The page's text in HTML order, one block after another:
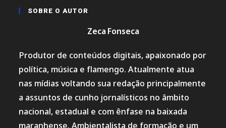
SOBRE O AUTOR
Zeca Fonseca
Produtor de conteúdos digitais, apaixonado por
política, música e flamengo. Atualmente atua
nas mídias voltando sua redação principalmente
a assuntos de cunho jornalísticos no âmbito
nacional, estadual e com ênfase na baixada
maranhense. Ambientalista de formação e um